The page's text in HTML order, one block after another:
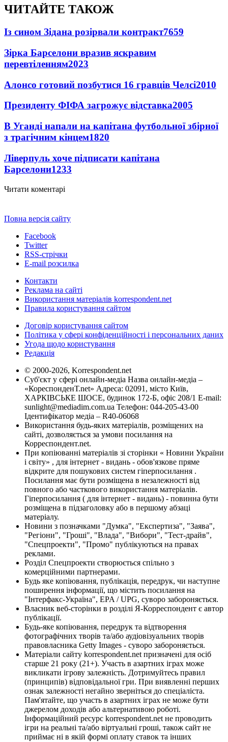
ЧИТАЙТЕ ТАКОЖ
Із сином Зідана розірвали контракт7659
Зірка Барселони вразив яскравим
перевтіленням2023
Алонсо готовий позбутися 16 гравців Челсі2010
Президенту ФІФА загрожує відставка2005
В Уганді напали на капітана футбольної збірної
з трагічним кінцем1820
Ліверпуль хоче підписати капітана
Барселони1233
Читати коментарі
Повна версія сайту
Facebook
Twitter
RSS-стрічки
E-mail розсилка
Контакти
Реклама на сайті
Використання матеріалів korrespondent.net
Правила користування сайтом
Договір користування сайтом
Політика у сфері конфіденційності і персональних даних
Угода щодо користування
Редакція
© 2000-2026, Korrespondent.net
Суб'єкт у сфері онлайн-медіа Назва онлайн-медіа –
«КореспонденТ.net» Адреса: 02091, місто Київ,
ХАРКІВСЬКЕ ШОСЕ, будинок 172-Б, офіс 208/1 E-mail:
sunlight@mediadim.com.ua Телефон: 044-205-43-00
Ідентифікатор медіа – R40-06068
Використання будь-яких матеріалів, розміщених на
сайті, дозволяється за умови посилання на
Корреспондент.net.
При копіюванні матеріалів зі сторінки « Новини України
і світу» , для інтернет - видань - обов'язкове пряме
відкрите для пошукових систем гіперпосилання .
Посилання має бути розміщена в незалежності від
повного або часткового використання матеріалів.
Гіперпосилання ( для інтернет - видань) - повинна бути
розміщена в підзаголовку або в першому абзаці
матеріалу.
Новини з позначками "Думка", "Експертиза", "Заява",
"Регіони", "Гроші", "Влада", "Вибори", "Тест-драйв",
"Спецпроекти", "Промо" публікуються на правах
реклами.
Розділ Спецпроекти створюється спільно з
комерційними партнерами.
Будь яке копіювання, публікація, передрук, чи наступне
поширення інформації, що містить посилання на
"Інтерфакс-Україна", EPA / UPG, суворо забороняється.
Власник веб-сторінки в розділі Я-Корреспондент є автор
публікації.
Будь-яке копіювання, передрук та відтворення
фотографічних творів та/або аудіовізуальних творів
правовласника Getty Images - суворо забороняється.
Матеріали сайту korrespondent.net призначені для осіб
старше 21 року (21+). Участь в азартних іграх може
викликати ігрову залежність. Дотримуйтесь правил
(принципів) відповідальної гри. При виявленні перших
ознак залежності негайно зверніться до спеціаліста.
Пам'ятайте, що участь в азартних іграх не може бути
джерелом доходів або альтернативою роботі.
Інформаційний ресурс korrespondent.net не проводить
ігри на реальні та/або віртуальні гроші, також сайт не
приймає ні в якій формі оплату ставок та інших